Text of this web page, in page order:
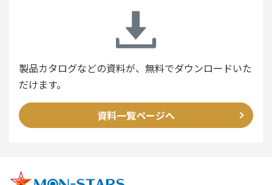
製品カタログなどの資料が、無料でダウンロードいた
だけます。
資料一覧ページへ